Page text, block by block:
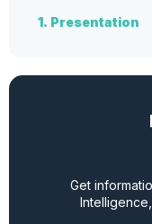
1. Presentation
Get